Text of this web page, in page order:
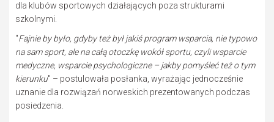
dla klubów sportowych działających poza strukturami
szkolnymi.
"Fajnie by było, gdyby też był jakiś program wsparcia, nie typowo
na sam sport, ale na całą otoczkę wokół sportu, czyli wsparcie
medyczne, wsparcie psychologiczne – jakby pomyśleć też o tym
kierunku" – postulowała posłanka, wyrażając jednocześnie
uznanie dla rozwiązań norweskich prezentowanych podczas
posiedzenia.